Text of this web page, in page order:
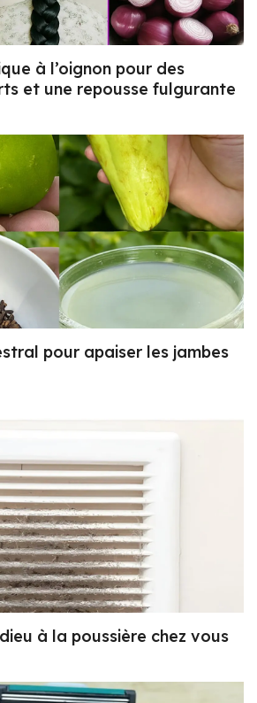
à l’oignon pour des
et une repousse fulgurante
pour apaiser les jambes
à la poussière chez vous